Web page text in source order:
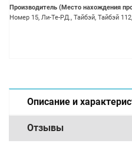
Производитель (Место нахождения
Номер 15, Ли-Те-РД., Тайбэй, Тайбэй
Описание и
Отзывы